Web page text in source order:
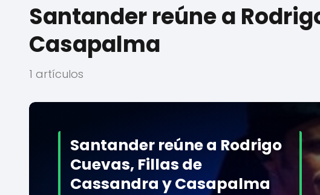
Santander reúne a
Casapalma
1 artículos
Santander reúne a Rodrigo
Cuevas, Fillas de
Cassandra y Casapalma